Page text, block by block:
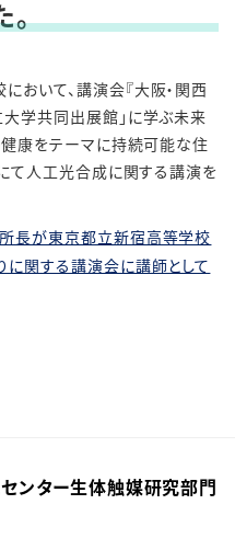
いて、講演会『大阪・関西
学共同出展館」に学ぶ未来
康をテーマに持続可能な住
て人工光合成に関する講演を
長が東京都立新宿高等学校
関する講演会に講師として
ンター生体触媒研究部門